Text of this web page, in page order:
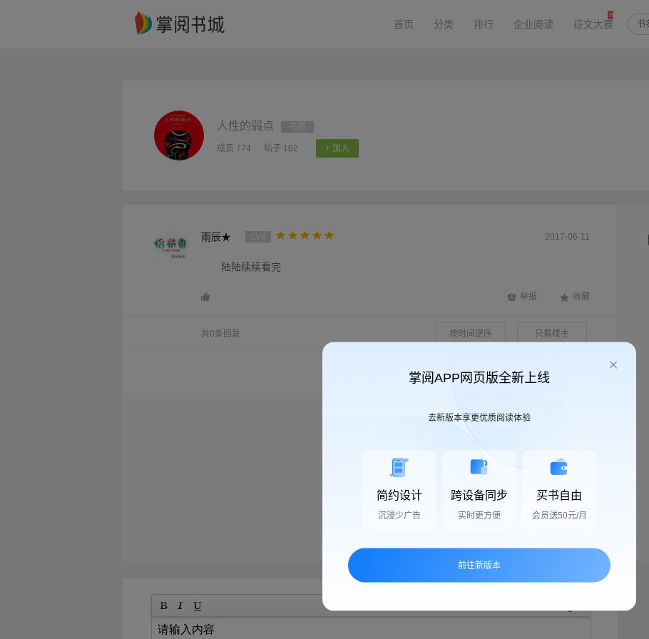
首页 分类 排行 企业阅读 征文大赛
人性的弱点
成员 774 帖子 102
+ 加入
雨辰★ 2017-06-11
陆陆续续看完
举报 收藏
共0条回复 按时间逆序 只看楼主
掌阅APP网页版全新上线
去新版本享更优质阅读体验
简约设计
沉浸少广告
跨设备同步
实时更方便
买书自由
会员送50元/月
前往新版本